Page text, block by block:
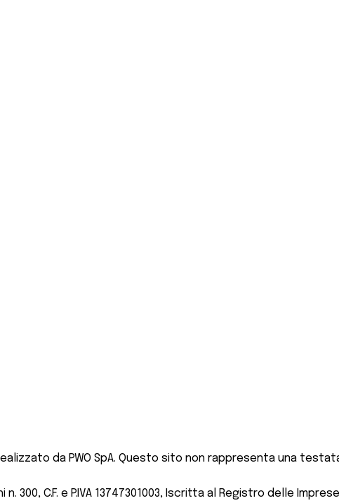
da PWO SpA. Questo sito non rappresenta una
300, C.F. e P.IVA 13747301003, Iscritta al Registro delle Imprese